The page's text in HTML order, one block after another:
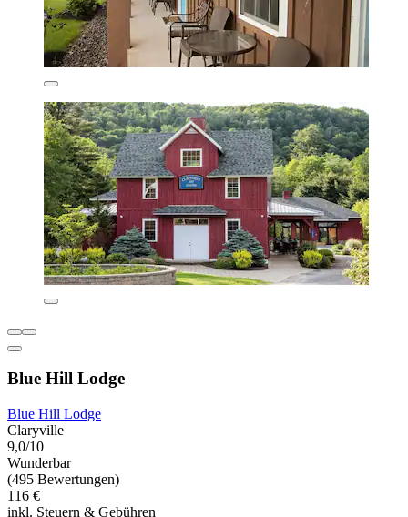
Blue Hill Lodge
Blue Hill Lodge
Claryville
9,0/10
Wunderbar
(495 Bewertungen)
116 €
inkl. Steuern & Gebühren